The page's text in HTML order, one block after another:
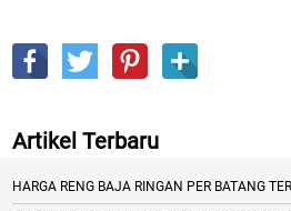
Artikel Terbaru
HARGA RENG BAJA RINGAN PER BATANG